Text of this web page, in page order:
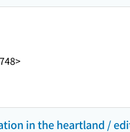
in the heartland /